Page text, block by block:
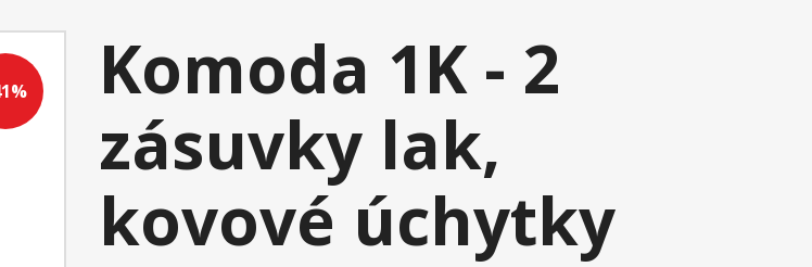
Komoda 1K - 2
zásuvky lak,
kovové úchytky